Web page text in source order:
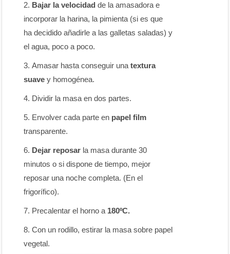
Bajar la velocidad de la amasadora e
incorporar la harina, la pimienta (si es que
ha decidido añadirle a las galletas saladas) y
el agua, poco a poco.
Amasar hasta conseguir unatextura
suave y homogénea.
Dividir la masa en dos partes.
Envolver cada parte en papel film
transparente.
Dejar reposar la masa durante 30
minutos o si dispone de tiempo, mejor
reposar una noche completa. (En el
frigorífico).
Precalentar el horno a 180ºC.
Con un rodillo, estirar la masa sobre papel
vegetal.